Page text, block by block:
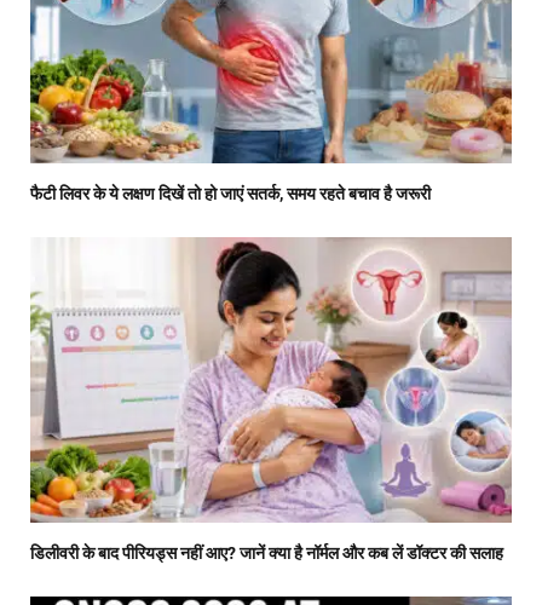
फैटी लिवर के ये लक्षण दिखें तो हो जाएं सतर्क, समय रहते बचाव है जरूरी
डिलीवरी के बाद पीरियड्स नहीं आए? जानें क्या है नॉर्मल और कब लें डॉक्टर की सलाह